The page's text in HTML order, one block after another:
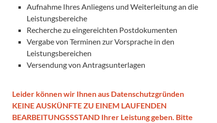
Aufnahme Ihres Anliegens und Weiterleitung an die
Leistungsbereiche
Recherche zu eingereichten Postdokumenten
Vergabe von Terminen zur Vorsprache in den
Leistungsbereichen
Versendung von Antragsunterlagen
Leider können wir Ihnen aus Datenschutzgründen
KEINE AUSKÜNFTE ZU EINEM LAUFENDEN
BEARBEITUNGSSSTAND Ihrer Leistung geben. Bitte